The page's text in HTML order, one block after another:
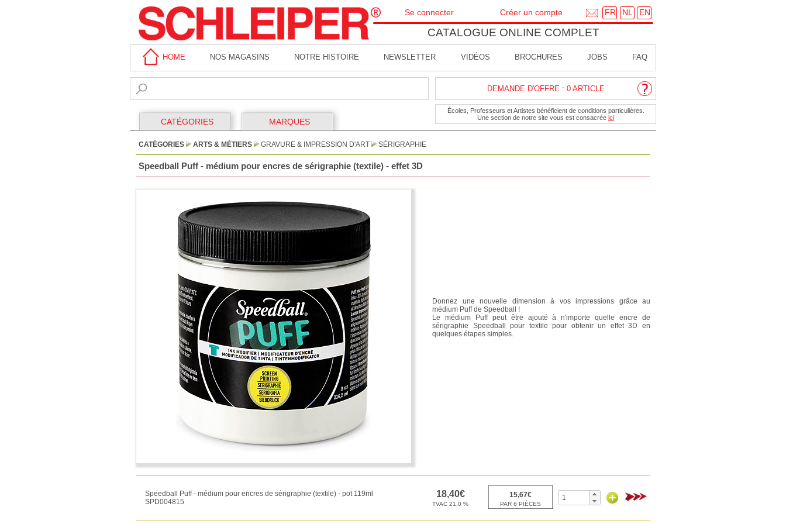
FR NL EN
CATALOGUE ONLINE COMPLET
Se connecter Créer un compte
HOME NOS MAGASINS NOTRE HISTOIRE NEWSLETTER VIDÉOS BROCHURES JOBS FAQ
DEMANDE D'OFFRE : 0 ARTICLE
Écoles, Professeurs et Artistes bénéficient de conditions particulières.
Une section de notre site vous est consacrée ici
CATÉGORIES MARQUES
CATÉGORIES ARTS & MÉTIERS GRAVURE & IMPRESSION D'ART SÉRIGRAPHIE
Speedball Puff - médium pour encres de sérigraphie (textile) - effet 3D
Donnez une nouvelle dimension à vos impressions grâce au
médium Puff de Speedball !
Le médium Puff peut être ajouté à n'importe quelle encre de
sérigraphie Speedball pour textile pour obtenir un effet 3D en
quelques étapes simples.
Speedball Puff - médium pour encres de sérigraphie (textile) - pot 119ml
SPD004815